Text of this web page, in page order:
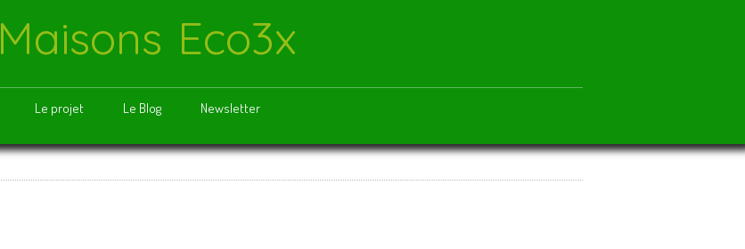
Maisons Eco3x
Le projet Le Blog Newsletter